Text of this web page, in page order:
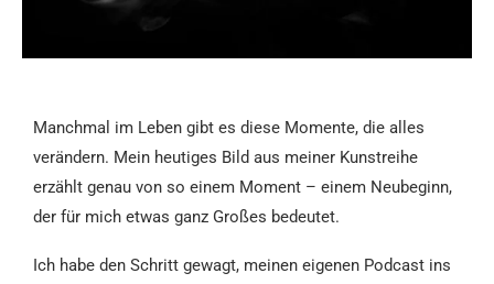
Manchmal im Leben gibt es diese Momente, die alles
verändern. Mein heutiges Bild aus meiner Kunstreihe
erzählt genau von so einem Moment – einem Neubeginn,
der für mich etwas ganz Großes bedeutet.
Ich habe den Schritt gewagt, meinen eigenen Podcast ins